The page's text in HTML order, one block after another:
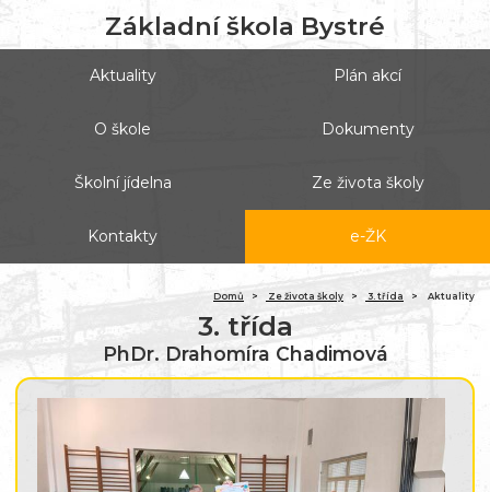
Základní škola Bystré
Aktuality Plán akcí
O škole Dokumenty
Školní jídelna Ze života školy
Kontakty e-ŽK
Domů Ze života školy 3. třída Aktuality
3. třída
PhDr. Drahomíra Chadimová